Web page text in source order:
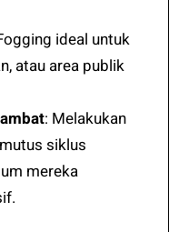
ideal untuk
atau area publik
: Melakukan
siklus
mereka